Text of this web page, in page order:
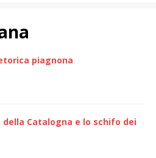
piagnona
della Catalogna e lo schifo dei